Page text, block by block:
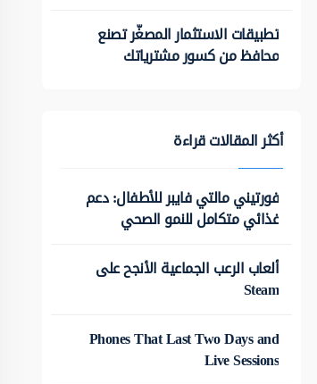
تطبيقات الاستثمار المصغّر تصنع
محافظ من كسور مشترياتك
أكثر المقالات قراءة
فورتيني مالتي فايبر للأطفال: دعم
غذائي متكامل للنمو الصحي
ألعاب الرعب الجماعية الأنجح على
Steam
Phones That Last Two Days and
Live Sessions